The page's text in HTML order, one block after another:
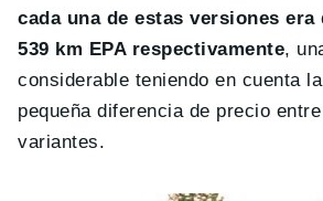
cada una de estas versiones era
539 km EPA respectivamente,
considerable teniendo en cuenta
pequeña diferencia de precio
variantes.